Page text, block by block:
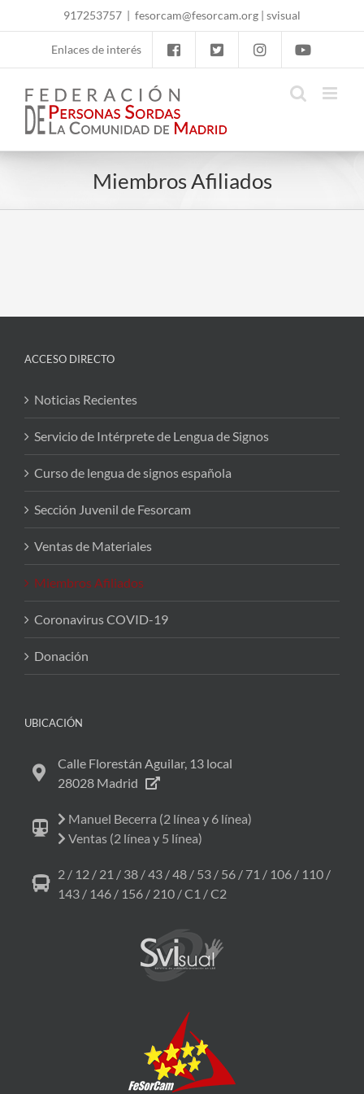
to
917253757 | fesorcam@fesorcam.org | svisual
Enlaces de interés
Miembros Afiliados
ACCESO DIRECTO
Noticias Recientes
Servicio de Intérprete de Lengua de Signos
Curso de lengua de signos española
Sección Juvenil de Fesorcam
Ventas de Materiales
Miembros Afiliados
Coronavirus COVID-19
Donación
UBICACIÓN
Calle Florestán Aguilar, 13 local
28028 Madrid
Manuel Becerra (2 línea y 6 línea)
Ventas (2 línea y 5 línea)
2 / 12 / 21 / 38 / 43 / 48 / 53 / 56 / 71 / 106 / 110 /
143 / 146 / 156 / 210 / C1 / C2